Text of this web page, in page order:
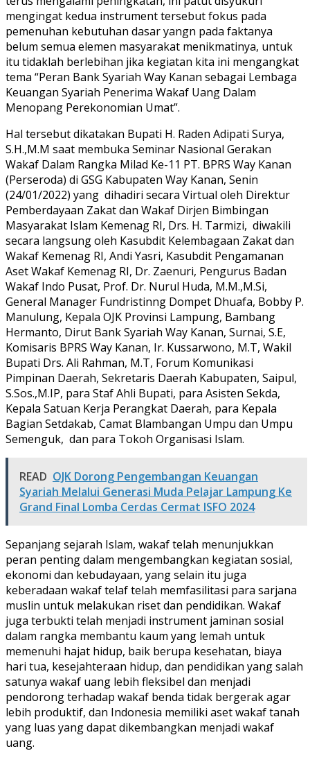
mengingat kedua instrument tersebut fokus pada
pemenuhan kebutuhan dasar yangn pada faktanya
belum semua elemen masyarakat menikmatinya, untuk
itu tidaklah berlebihan jika kegiatan kita ini mengangkat
tema “Peran Bank Syariah Way Kanan sebagai Lembaga
Keuangan Syariah Penerima Wakaf Uang Dalam
Menopang Perekonomian Umat”.
Hal tersebut dikatakan Bupati H. Raden Adipati Surya,
S.H.,M.M saat membuka Seminar Nasional Gerakan
Wakaf Dalam Rangka Milad Ke-11 PT. BPRS Way Kanan
(Perseroda) di GSG Kabupaten Way Kanan, Senin
(24/01/2022) yang dihadiri secara Virtual oleh Direktur
Pemberdayaan Zakat dan Wakaf Dirjen Bimbingan
Masyarakat Islam Kemenag RI, Drs. H. Tarmizi, diwakili
secara langsung oleh Kasubdit Kelembagaan Zakat dan
Wakaf Kemenag RI, Andi Yasri, Kasubdit Pengamanan
Aset Wakaf Kemenag RI, Dr. Zaenuri, Pengurus Badan
Wakaf Indo Pusat, Prof. Dr. Nurul Huda, M.M.,M.Si,
General Manager Fundristinng Dompet Dhuafa, Bobby P.
Manulung, Kepala OJK Provinsi Lampung, Bambang
Hermanto, Dirut Bank Syariah Way Kanan, Surnai, S.E,
Komisaris BPRS Way Kanan, Ir. Kussarwono, M.T, Wakil
Bupati Drs. Ali Rahman, M.T, Forum Komunikasi
Pimpinan Daerah, Sekretaris Daerah Kabupaten, Saipul,
S.Sos.,M.IP, para Staf Ahli Bupati, para Asisten Sekda,
Kepala Satuan Kerja Perangkat Daerah, para Kepala
Bagian Setdakab, Camat Blambangan Umpu dan Umpu
Semenguk, dan para Tokoh Organisasi Islam.
READ OJK Dorong Pengembangan Keuangan
Syariah Melalui Generasi Muda Pelajar Lampung Ke
Grand Final Lomba Cerdas Cermat ISFO 2024
Sepanjang sejarah Islam, wakaf telah menunjukkan
peran penting dalam mengembangkan kegiatan sosial,
ekonomi dan kebudayaan, yang selain itu juga
keberadaan wakaf telaf telah memfasilitasi para sarjana
muslin untuk melakukan riset dan pendidikan. Wakaf
juga terbukti telah menjadi instrument jaminan sosial
dalam rangka membantu kaum yang lemah untuk
memenuhi hajat hidup, baik berupa kesehatan, biaya
hari tua, kesejahteraan hidup, dan pendidikan yang salah
satunya wakaf uang lebih fleksibel dan menjadi
pendorong terhadap wakaf benda tidak bergerak agar
lebih produktif, dan Indonesia memiliki aset wakaf tanah
yang luas yang dapat dikembangkan menjadi wakaf
uang.